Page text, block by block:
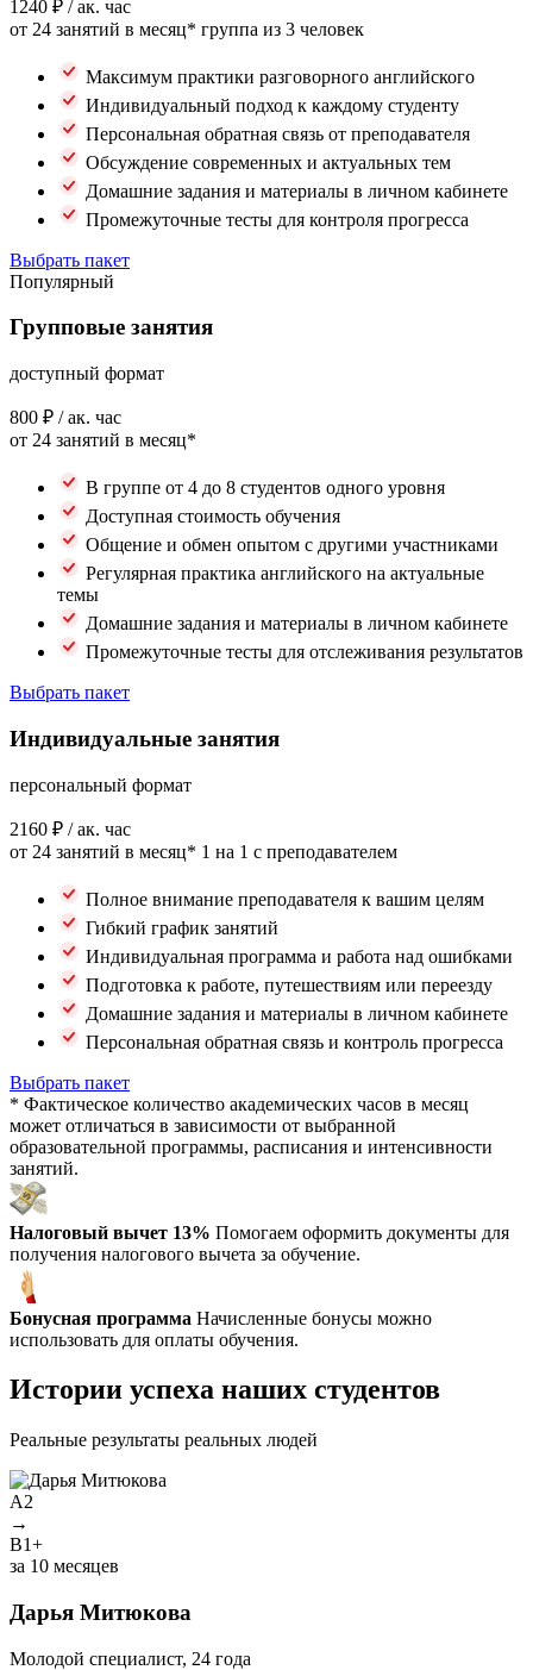
1240 ₽ / ак. час
от 24 занятий в месяц* группа из 3 человек
Максимум практики разговорного английского
Индивидуальный подход к каждому студенту
Персональная обратная связь от преподавателя
Обсуждение современных и актуальных тем
Домашние задания и материалы в личном кабинете
Промежуточные тесты для контроля прогресса
Выбрать пакет
Популярный
Групповые занятия
доступный формат
800 ₽ / ак. час
от 24 занятий в месяц*
В группе от 4 до 8 студентов одного уровня
Доступная стоимость обучения
Общение и обмен опытом с другими участниками
Регулярная практика английского на актуальные
темы
Домашние задания и материалы в личном кабинете
Промежуточные тесты для отслеживания результатов
Выбрать пакет
Индивидуальные занятия
персональный формат
2160 ₽ / ак. час
от 24 занятий в месяц* 1 на 1 с преподавателем
Полное внимание преподавателя к вашим целям
Гибкий график занятий
Индивидуальная программа и работа над ошибками
Подготовка к работе, путешествиям или переезду
Домашние задания и материалы в личном кабинете
Персональная обратная связь и контроль прогресса
Выбрать пакет
* Фактическое количество академических часов в месяц
может отличаться в зависимости от выбранной
образовательной программы, расписания и интенсивности
занятий.
Налоговый вычет 13% Помогаем оформить документы для
получения налогового вычета за обучение.
Бонусная программа Начисленные бонусы можно
использовать для оплаты обучения.
Истории успеха наших студентов
Реальные результаты реальных людей
A2
→
B1+
за 10 месяцев
Дарья Митюкова
Молодой специалист, 24 года